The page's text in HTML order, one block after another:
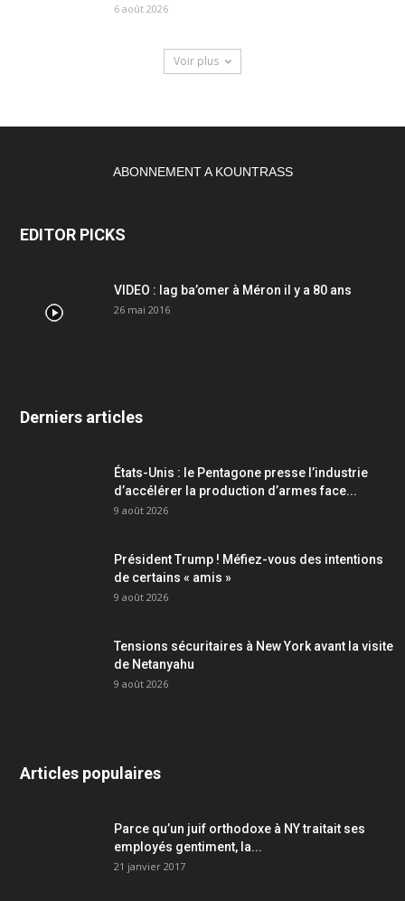
6 août 2026
Voir plus
ABONNEMENT A KOUNTRASS
EDITOR PICKS
VIDEO : lag ba’omer à Méron il y a 80 ans
26 mai 2016
Derniers articles
États-Unis : le Pentagone presse l’industrie
d’accélérer la production d’armes face...
9 août 2026
Président Trump ! Méfiez-vous des intentions
de certains « amis »
9 août 2026
Tensions sécuritaires à New York avant la visite
de Netanyahu
9 août 2026
Articles populaires
Parce qu’un juif orthodoxe à NY traitait ses
employés gentiment, la...
21 janvier 2017